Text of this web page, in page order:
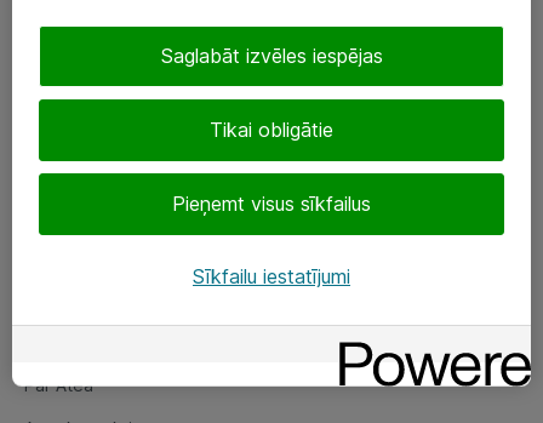
eShop@atea.lv
Sekojiet mums
Par Atea
Par Atea
Tikai obligātie
Pieņemt visus sīkfailus
Saglabāt izvēles iespējas
Sīkfailu iestatījumi